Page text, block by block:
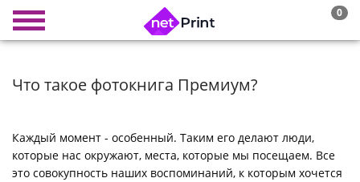
0
Что такое фотокнига Премиум?
Каждый момент - особенный. Таким его делают люди,
которые нас окружают, места, которые мы посещаем. Все
это совокупность наших воспоминаний, к которым хочется